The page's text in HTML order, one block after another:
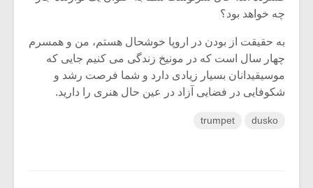
چه خواهد بود؟
به حقیقت از بودن در اروپا خوشحال هستم، من و همسرم
چهار سال است که در مونیخ زندگی می کنیم جایی که
موسیقیدانان بسیار زیادی دارد و شما فرصت رشد و
شکوفایی در فضایی آزاد در عین حال هنری را دارید.
dusko
trumpet